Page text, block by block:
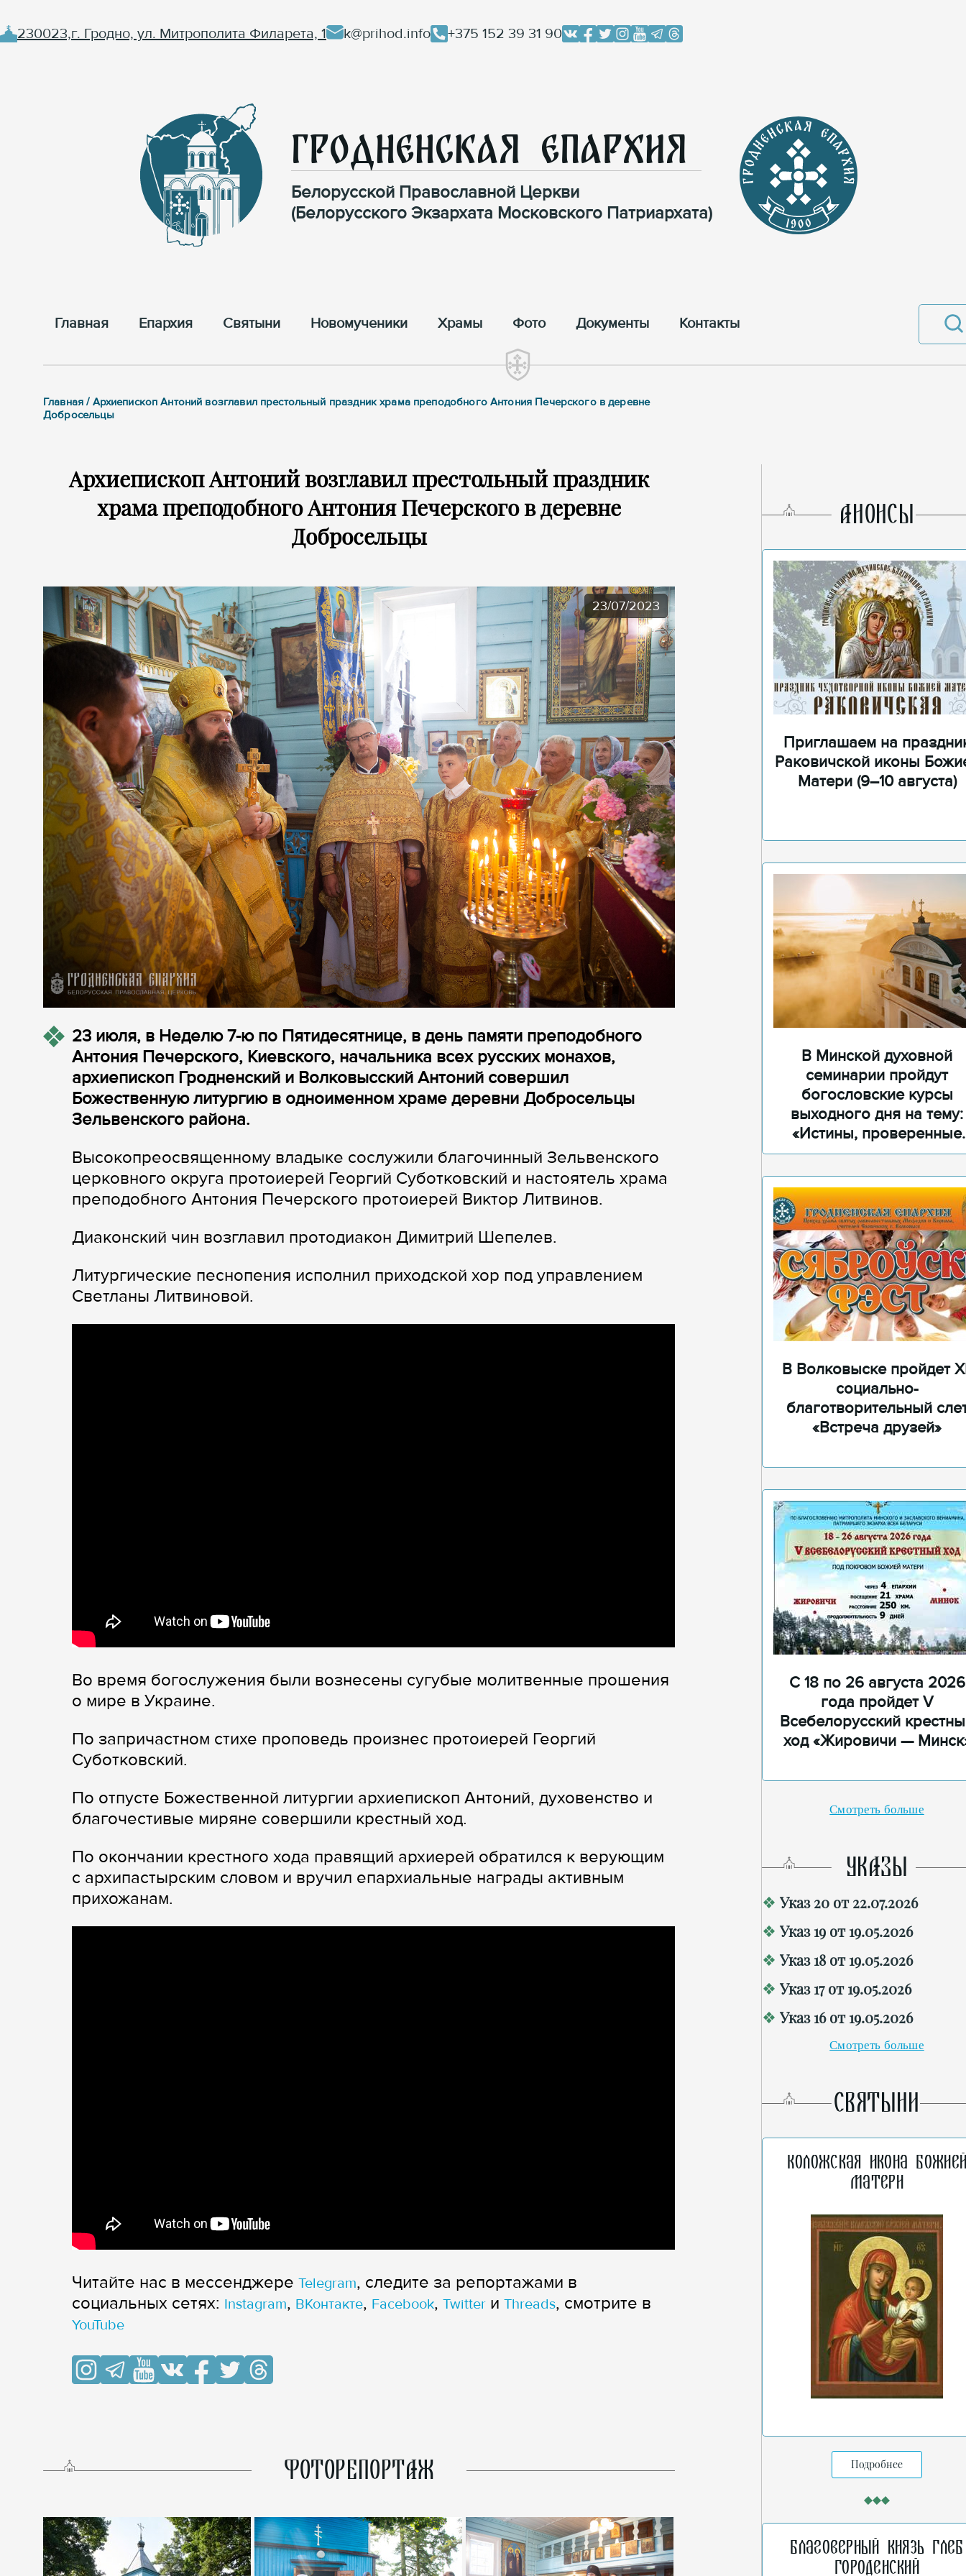
230023,г. Гродно, ул. Митрополита Филарета, 1 k@prihod.info +375 152 39 31 90
Гродненская Епархия
Белорусской Православной Церкви
(Белорусского Экзархата Московского Патриархата)
Главная Епархия Cвятыни Новомученики Храмы Фото Документы Контакты
Главная / Архиепископ Антоний возглавил престольный праздник храма преподобного Антония Печерского в деревне
Добросельцы
Архиепископ Антоний возглавил престольный праздник
храма преподобного Антония Печерского в деревне
Добросельцы
23/07/2023
23 июля, в Неделю 7-ю по Пятидесятнице, в день памяти преподобного
Антония Печерского, Киевского, начальника всех русских монахов,
архиепископ Гродненский и Волковысский Антоний совершил
Божественную литургию в одноименном храме деревни Добросельцы
Зельвенского района.
Высокопреосвященному владыке сослужили благочинный Зельвенского
церковного округа протоиерей Георгий Суботковский и настоятель храма
преподобного Антония Печерского протоиерей Виктор Литвинов.
Диаконский чин возглавил протодиакон Димитрий Шепелев.
Литургические песнопения исполнил приходской хор под управлением
Светланы Литвиновой.
Во время богослужения были вознесены сугубые молитвенные прошения
о мире в Украине.
По запричастном стихе проповедь произнес протоиерей Георгий
Суботковский.
По отпусте Божественной литургии архиепископ Антоний, духовенство и
благочестивые миряне совершили крестный ход.
По окончании крестного хода правящий архиерей обратился к верующим
с архипастырским словом и вручил епархиальные награды активным
прихожанам.
Читайте нас в мессенджере Telegram, следите за репортажами в
cоциальных сетях: Instagram, ВКонтакте, Facebook, Twitter и Threads, смотрите в
YouTube
ФОТОРЕПОРТАЖ
AНОНСЫ
Приглашаем на
Раковичской иконы
Матери (9–10 августа)
В Минской духовной
семинарии пройдут
богословские курсы
выходного дня на тему:
«Истины, проверенные
временем»
В Волковыске пройдет
социально-
благотворительный
«Встреча друзей»
С 18 по 26 августа 2026
года пройдет V
Всебелорусский
ход «Жировичи —
Смотреть больше
УКАЗЫ
Указ 20 от 22.07.2026
Указ 19 от 19.05.2026
Указ 18 от 19.05.2026
Указ 17 от 19.05.2026
Указ 16 от 19.05.2026
Смотреть больше
СВЯТЫНИ
Коложская икона
Матери
Подробнее
Благоверный князь Глеб
Городенский